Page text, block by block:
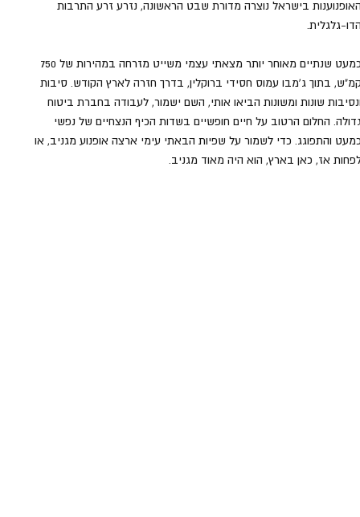
בישראל נוצרה מדורת שבט הראשונה, נזרע זרע התרבות
גלגלית.
בתוך ג'מבו עמוס חסידי ברוקלין, בדרך חזרה לארץ הקודש. סיבות
שונות ומשונות הביאו אותי, השם ישמור, לעבודה בחברת ביטוח
החלום הרטוב על חיים חופשיים בשדות הכיף הנצחיים של נפשי
והתפוגג. כדי לשמור על שפיות הבאתי עימי ארצה אופנוע מגניב, או
אז, כאן בארץ, הוא היה מאוד מגניב.